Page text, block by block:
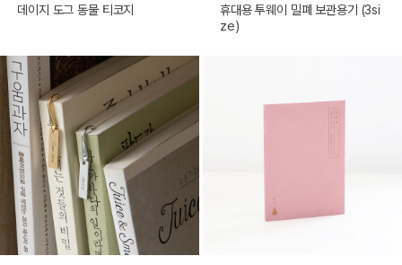
데이지 도그 동물 티코지
휴대용 투웨이 밀폐 보관용기 (3si
ze)